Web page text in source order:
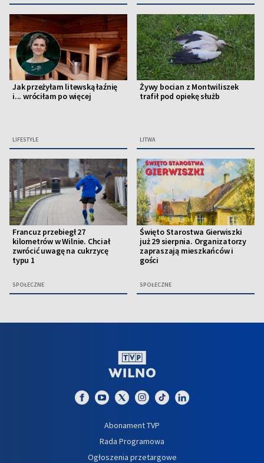
Jak przeżyłam litewską łaźnię
i... wróciłam po więcej
LIFESTYLE
Żywy bocian z Montwiliszek
trafił pod opiekę służb
LITWA
Francuz przebiegł 27
kilometrów w Wilnie. Chciał
zwrócić uwagę na cukrzycę
typu 1
SPOŁECZNE
Święto Starostwa Gierwiszki
już 29 sierpnia. Organizatorzy
zapraszają mieszkańców i
gości
SPOŁECZNE
Abonament TVP
Rada Programowa
Ogłoszenia przetargowe